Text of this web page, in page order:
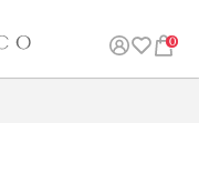
0